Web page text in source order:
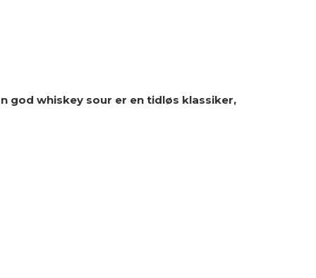
god whiskey sour er en tidløs klassiker,